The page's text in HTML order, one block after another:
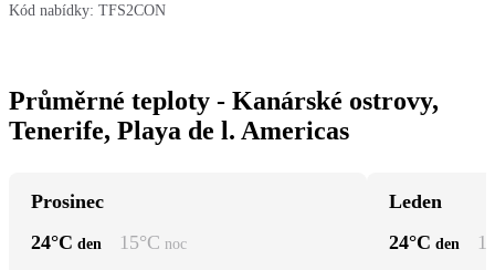
Kód nabídky: TFS2CON
Průměrné teploty - Kanárské ostrovy,
Tenerife, Playa de l. Americas
Prosinec
24°C den 15°C noc
Leden
24°C den